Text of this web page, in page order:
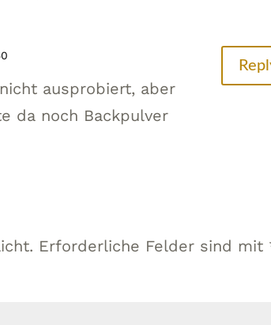
ausprobiert, aber
da noch Backpulver
Erforderliche Felder sind mit